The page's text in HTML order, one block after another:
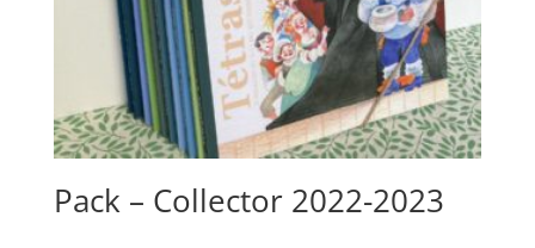
Pack – Collector 2022-2023